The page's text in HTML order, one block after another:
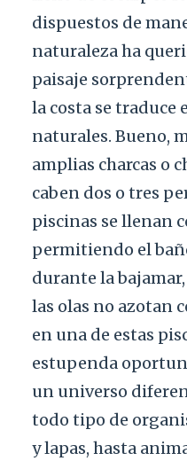
dispuestos de
naturaleza ha
paisaje
la costa se traduce
naturales. Bueno,
amplias charcas o
caben dos o tres
piscinas se llenan
permitiendo el
durante la
las olas no azotan
en una de estas
estupenda
un universo
todo tipo de
y lapas, hasta